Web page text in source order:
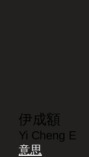
伊成額
Yi Cheng E
意思